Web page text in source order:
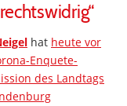
hat heute vor
Enquete-
des Landtags